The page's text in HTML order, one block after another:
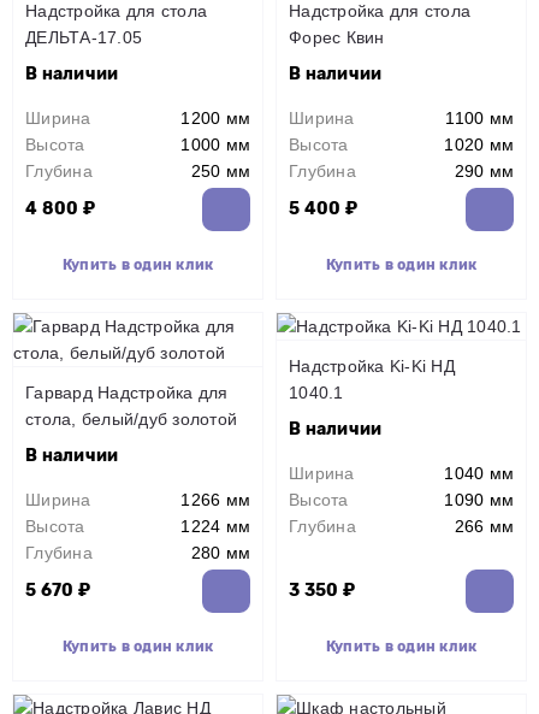
Надстройка для стола
ДЕЛЬТА-17.05
В наличии
Ширина
1200 мм
Высота
1000 мм
Глубина
250 мм
4 800 ₽
Купить в один клик
Надстройка для стола
Форес Квин
В наличии
Ширина
1100 мм
Высота
1020 мм
Глубина
290 мм
5 400 ₽
Купить в один клик
Гарвард Надстройка для
стола, белый/дуб золотой
В наличии
Ширина
1266 мм
Высота
1224 мм
Глубина
280 мм
5 670 ₽
Купить в один клик
Надстройка Ki-Ki НД
1040.1
В наличии
Ширина
1040 мм
Высота
1090 мм
Глубина
266 мм
3 350 ₽
Купить в один клик